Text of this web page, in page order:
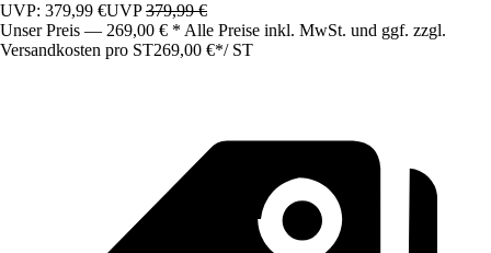
UVP: 379,99 €UVP379,99 €
Unser Preis — 269,00 € * Alle Preise inkl. MwSt. und ggf. zzgl.
Versandkosten pro ST269,00 €*/ ST